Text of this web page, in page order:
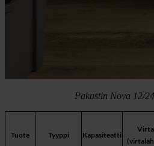
Pakastin Nova 12/
Tuote Tyyppi Kapasiteetti
Virta